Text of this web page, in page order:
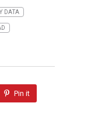
DATA
Pin it